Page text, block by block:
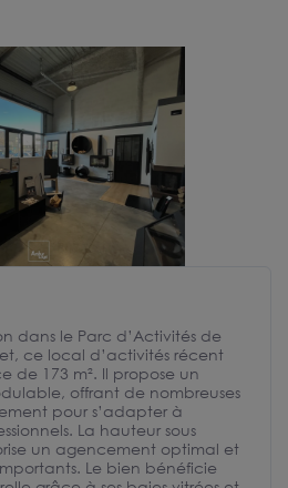
dans le Parc d’Activités de
ce local d’activités récent
de 173 m². Il propose un
offrant de nombreuses
pour s’adapter à
La hauteur sous
un agencement optimal et
Le bien bénéficie